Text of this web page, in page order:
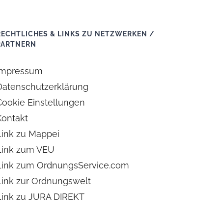
& LINKS ZU NETZWERKEN /
Einstellungen
zu Mappei
zum VEU
zum OrdnungsService.com
zur Ordnungswelt
zu JURA DIREKT